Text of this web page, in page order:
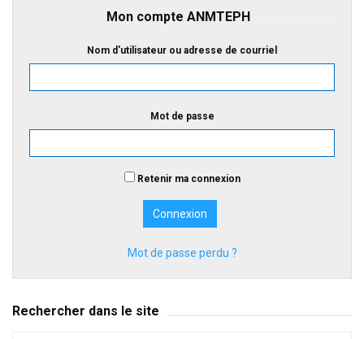
Mon compte ANMTEPH
Nom d'utilisateur ou adresse de courriel
Mot de passe
Retenir ma connexion
Mot de passe perdu ?
Rechercher dans le site